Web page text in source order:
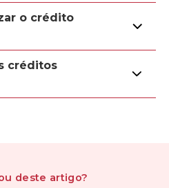
o crédito
créditos
deste artigo?